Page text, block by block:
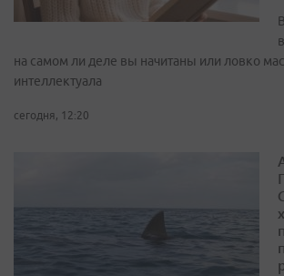
на самом ли деле вы начитаны или ловко
интеллектуала
сегодня, 12:20